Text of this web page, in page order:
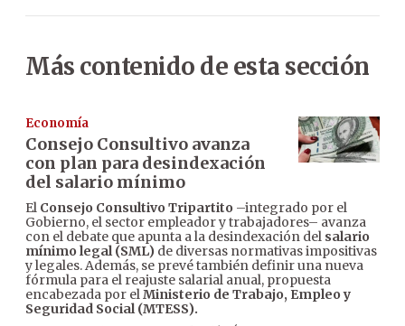
Más contenido de esta sección
Economía
Consejo Consultivo avanza
con plan para desindexación
del salario mínimo
El Consejo Consultivo Tripartito –integrado por el
Gobierno, el sector empleador y trabajadores– avanza
con el debate que apunta a la desindexación del salario
mínimo legal (SML) de diversas normativas impositivas
y legales. Además, se prevé también definir una nueva
fórmula para el reajuste salarial anual, propuesta
encabezada por elMinisterio de Trabajo, Empleo y
Seguridad Social (MTESS).